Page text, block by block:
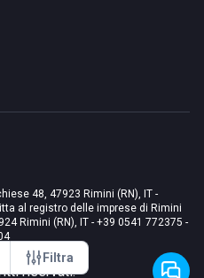
Filtra
48, 47923 Rimini (RN), IT -
al registro delle imprese di Rimini
Rimini (RN), IT - +39 0541 772375 -
riservati.